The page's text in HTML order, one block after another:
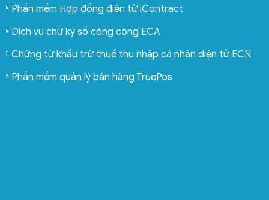
Phần mềm Hợp đồng điện tử iContract
Dịch vụ chữ ký số công cộng ECA
Chứng từ khấu trừ thuế thu nhập cá nhân điện tử ECN
Phần mềm quản lý bán hàng TruePos